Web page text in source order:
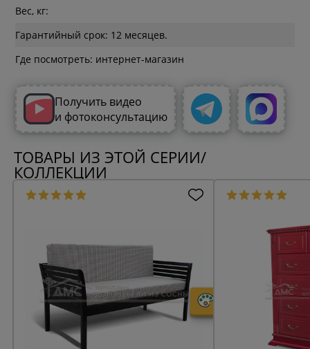
Вес, кг:
Гарантийный срок: 12 месяцев.
Где посмотреть: интернет-магазин
Получить видео
и фотоконсультацию
ТОВАРЫ ИЗ ЭТОЙ СЕРИИ/
КОЛЛЕКЦИИ